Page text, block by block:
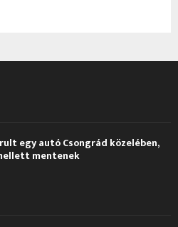
egy autó Csongrád közelében,
mentenek